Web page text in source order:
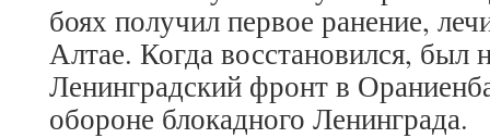
боях получил первое ранение,
Алтае. Когда восстановился, был
Ленинградский фронт в
обороне блокадного Ленинграда.